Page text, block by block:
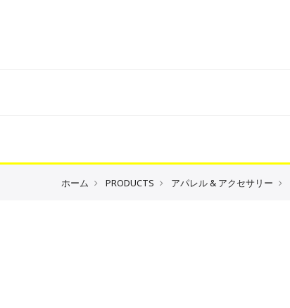
ホーム PRODUCTS アパレル & アクセサリー